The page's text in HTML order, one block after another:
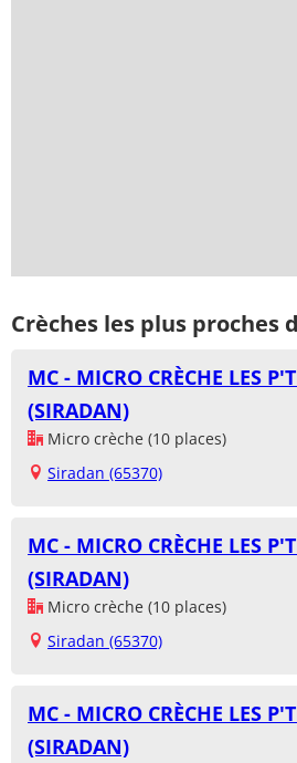
Crèches les plus proches
MC - MICRO CRÈCHE LES
(SIRADAN)
Micro crèche (10 places)
Siradan (65370)
MC - MICRO CRÈCHE LES
(SIRADAN)
Micro crèche (10 places)
Siradan (65370)
MC - MICRO CRÈCHE LES
(SIRADAN)